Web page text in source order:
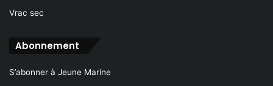
Vrac sec
Abonnement
S’abonner à Jeune Marine